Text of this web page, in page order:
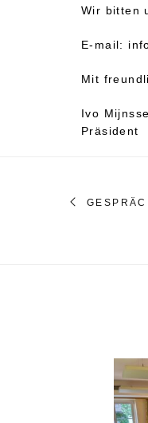
Wir bitten
E-mail:
Mit
Ivo
Präsident